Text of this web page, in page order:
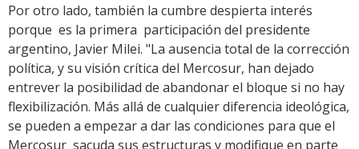
Por otro lado, también la cumbre despierta interés
porque es la primera participación del presidente
argentino, Javier Milei. "La ausencia total de la corrección
política, y su visión crítica del Mercosur, han dejado
entrever la posibilidad de abandonar el bloque si no hay
flexibilización. Más allá de cualquier diferencia ideológica,
se pueden a empezar a dar las condiciones para que el
Mercosur sacuda sus estructuras y modifique en parte